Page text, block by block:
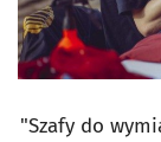
"Szafy do